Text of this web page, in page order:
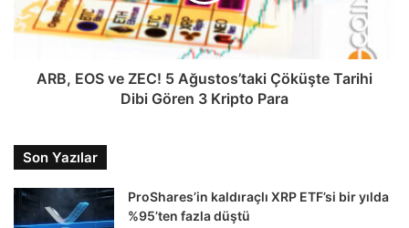
ARB, EOS ve ZEC! 5 Ağustos’taki Çöküşte Tarihi
Dibi Gören 3 Kripto Para
Son Yazılar
ProShares’in kaldıraçlı XRP ETF’si bir yılda
%95’ten fazla düştü